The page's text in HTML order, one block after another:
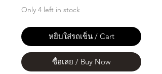
Only 4 left in stock
หยิบใส่รถเข็น / Cart
ซื้อเลย / Buy Now